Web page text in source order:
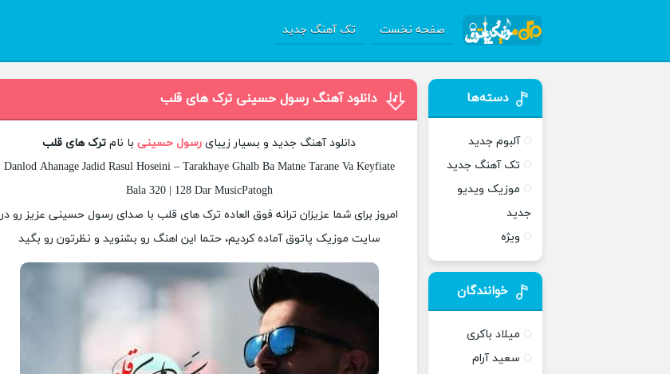
صفحه نخست تک آهنگ جدید
دانلود آهنگ رسول حسینی ترک های قلب
دانلود آهنگ جدید و بسیار زیبای رسول حسینیبا نام ترک های قلب
Danlod Ahanage Jadid Rasul Hoseini – Tarakhaye Ghalb Ba Matne Tarane Va Keyfiate
Bala 320 | 128 Dar MusicPatogh
امروز برای شما عزیزان ترانه فوق العاده ترک های قلب با صدای رسول حسینی عزیز رو در
سایت موزیک پاتوق آماده کردیم، حتما این اهنگ رو بشنوید و نظرتون رو بگید
دسته‌ها
آلبوم جدید
تک آهنگ جدید
موزیک ویدیو
جدید
ویژه
خوانندگان
میلاد باکری
سعید آرام